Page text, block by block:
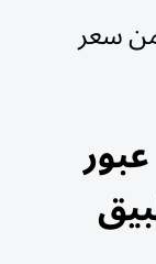
5% إلى 7% من سعر